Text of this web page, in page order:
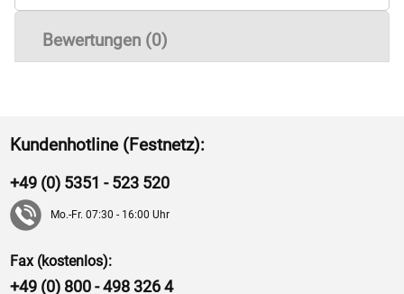
Bewertungen (0)
Kundenhotline (Festnetz):
+49 (0) 5351 - 523 520
Mo.-Fr. 07:30 - 16:00 Uhr
Fax (kostenlos):
+49 (0) 800 - 498 326 4